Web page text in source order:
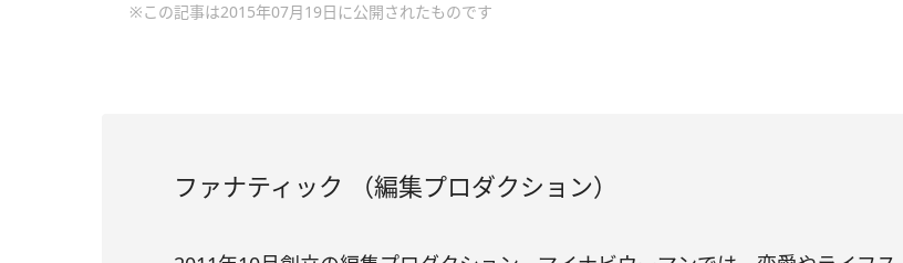
※この記事は2015年07月19日に公開されたものです
ファナティック （編集プロダクション）